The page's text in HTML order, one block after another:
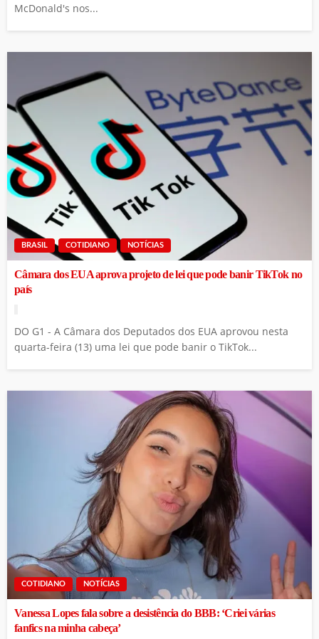
McDonald's nos...
BRASIL COTIDIANO NOTÍCIAS
Câmara dos EUA aprova projeto de lei que pode banir TikTok no
país
DO G1 - A Câmara dos Deputados dos EUA aprovou nesta
quarta-feira (13) uma lei que pode banir o TikTok...
COTIDIANO NOTÍCIAS
Vanessa Lopes fala sobre a desistência do BBB: ‘Criei várias
fanfics na minha cabeça’